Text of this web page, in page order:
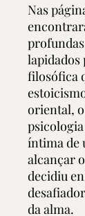
Nas
lapidados
filosófica
oriental,
íntima de
alcançar
decidiu
da alma.